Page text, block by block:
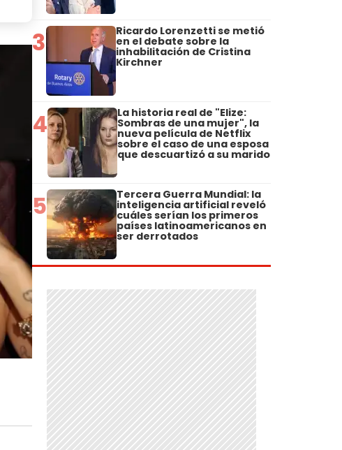
3 Ricardo Lorenzetti se metió
en el debate sobre la
inhabilitación de Cristina
Kirchner
4 La historia real de "Elize:
Sombras de una mujer", la
nueva película de Netflix
sobre el caso de una esposa
que descuartizó a su marido
5 Tercera Guerra Mundial: la
inteligencia artificial reveló
cuáles serían los primeros
países latinoamericanos en
ser derrotados